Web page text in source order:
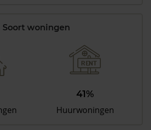
Soort woningen
41%
Huurwoningen